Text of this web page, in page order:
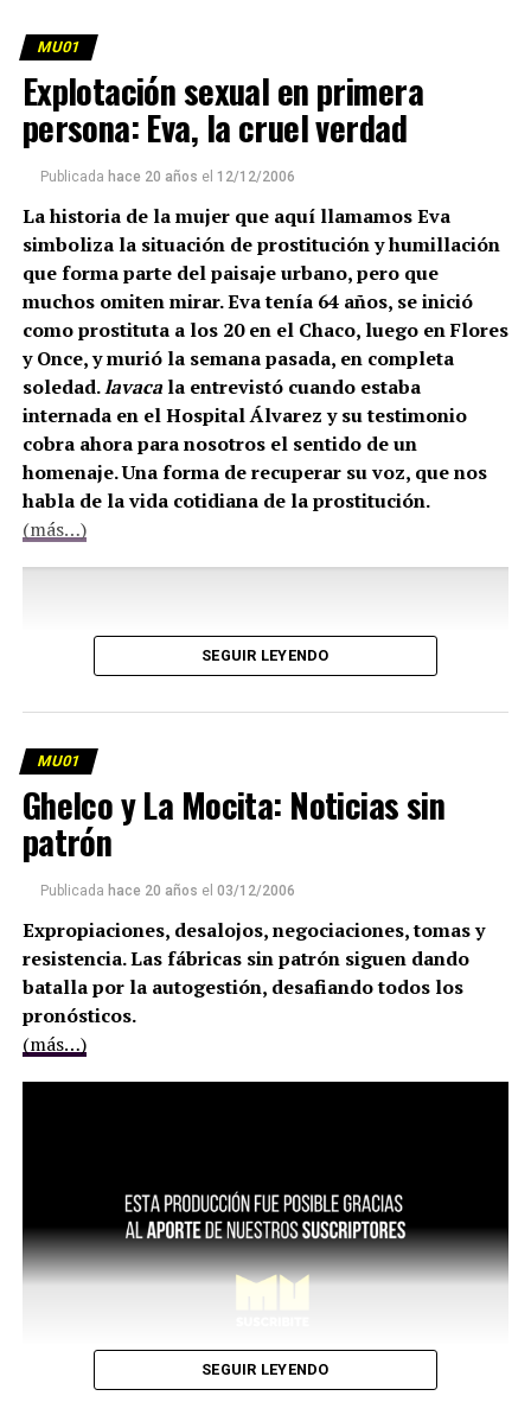
MU01
Explotación sexual en primera
persona: Eva, la cruel verdad
Publicada hace 20 años el 12/12/2006
La historia de la mujer que aquí llamamos Eva
simboliza la situación de prostitución y humillación
que forma parte del paisaje urbano, pero que
muchos omiten mirar. Eva tenía 64 años, se inició
como prostituta a los 20 en el Chaco, luego en Flores
y Once, y murió la semana pasada, en completa
soledad.lavacala entrevistó cuando estaba
internada en el Hospital Álvarez y su testimonio
cobra ahora para nosotros el sentido de un
homenaje. Una forma de recuperar su voz, que nos
habla de la vida cotidiana de la prostitución.
(más…)
SEGUIR LEYENDO
MU01
Ghelco y La Mocita: Noticias sin
patrón
Publicada hace 20 años el 03/12/2006
Expropiaciones, desalojos, negociaciones, tomas y
resistencia. Las fábricas sin patrón siguen dando
batalla por la autogestión, desafiando todos los
pronósticos.
(más…)
SEGUIR LEYENDO